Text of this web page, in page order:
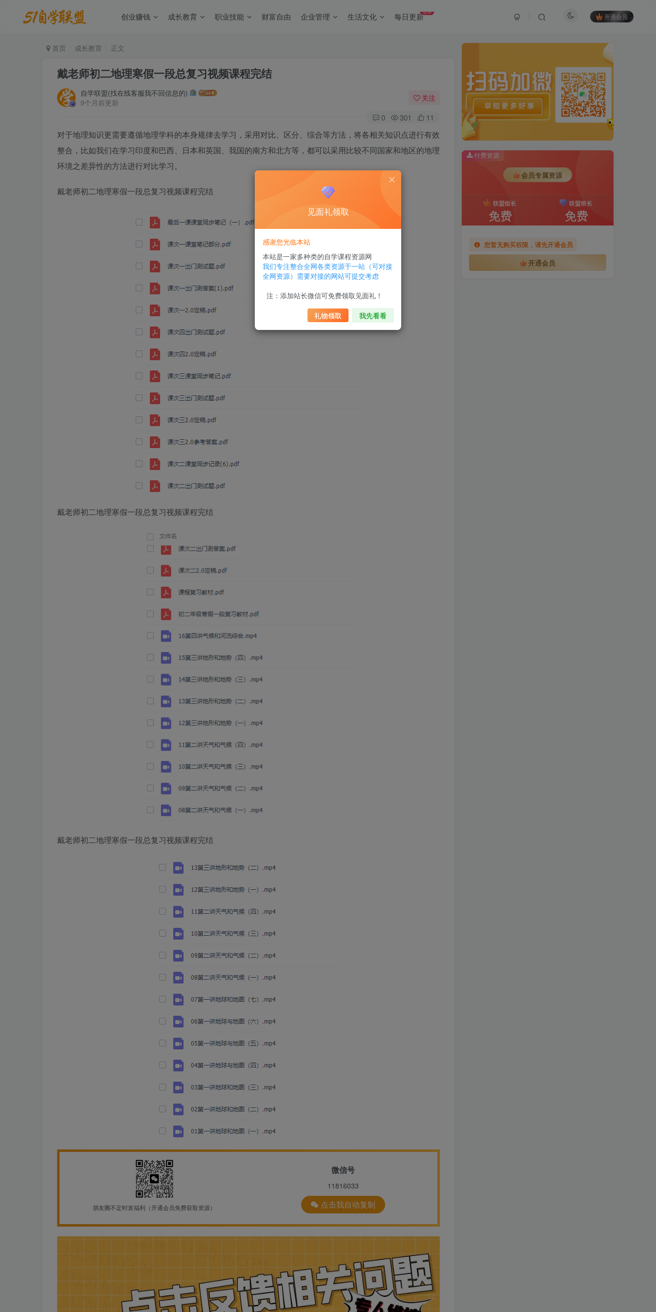
创业赚钱 成长教育 职业技能 财富自由 企业管理 生活文化 每日更新清单
开通会员
首页 成长教育 正文
戴老师初二地理寒假一段总复习视频课程完结
自学联盟(找在线客服我不回信息的)
9个月前更新
关注
0 301 11
对于地理知识更需要遵循地理学科的本身规律去学习，采用对比、区分、综合等方法，将各相关知识点进行有效
整合，比如我们在学习印度和巴西、日本和英国、我国的南方和北方等，都可以采用比较不同国家和地区的地理
环境之差异性的方法进行对比学习。
戴老师初二地理寒假一段总复习视频课程完结
戴老师初二地理寒假一段总复习视频课程完结
戴老师初二地理寒假一段总复习视频课程完结
朋友圈不定时发福利（开通会员免费获取资源）
微信号
11816033
点击我自动复制
付费资源
会员专属资源
联盟组长
免费
联盟班长
免费
您暂无购买权限，请先开通会员
开通会员
见面礼领取
感谢您光临本站
本站是一家多种类的自学课程资源网
我们专注整合全网各类资源于一站（可对接
全网资源）需要对接的网站可提交考虑
注：添加站长微信可免费领取见面礼！
礼物领取 我先看看